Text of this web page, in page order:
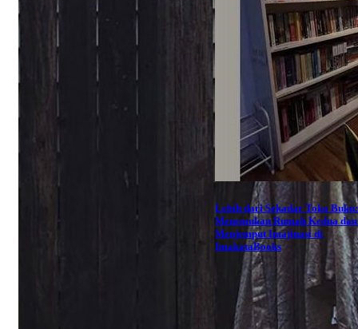
Lebih dari Sekadar Toko Buku:
Menemukan Rumah Kedua dan
Menjemput Imajinasi di
ImakataBooks